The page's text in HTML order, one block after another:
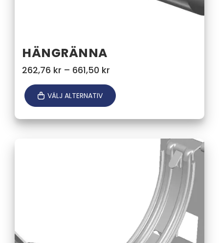
HÄNGRÄNNA
262,76 kr – 661,50 kr
till
661,50 kr
VÄLJ ALTERNATIV